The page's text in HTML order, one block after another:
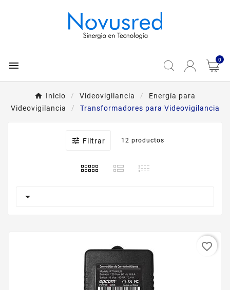
 0
Inicio Videovigilancia
Energía para
Videovigilancia
Transformadores para Videovigilancia
 Filtrar 12 productos

favorite_border